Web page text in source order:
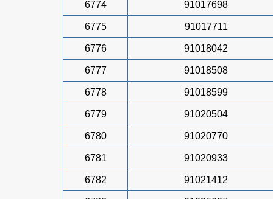
6774 91017698
6775 91017711
6776 91018042
6777 91018508
6778 91018599
6779 91020504
6780 91020770
6781 91020933
6782 91021412